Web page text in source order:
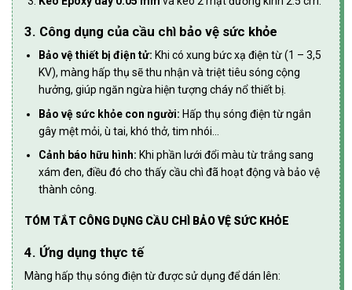
3. Công dụng của cầu chì bảo vệ sức khỏe
Bảo vệ thiết bị điện tử: Khi có xung bức xạ điện từ (1 – 3,5
KV), màng hấp thụ sẽ thu nhận và triệt tiêu sóng cộng
hưởng, giúp ngăn ngừa hiện tượng cháy nổ thiết bị.
Bảo vệ sức khỏe con người: Hấp thụ sóng điện từ ngắn
gây mệt mỏi, ù tai, khó thở, tim nhói…
Cảnh báo hữu hình: Khi phần lưới đổi màu từ trắng sang
xám đen, điều đó cho thấy cầu chì đã hoạt động và bảo vệ
thành công.
TÓM TẮT CÔNG DỤNG CẦU CHÌ BẢO VỆ SỨC KHỎE
4. Ứng dụng thực tế
Màng hấp thụ sóng điện từ được sử dụng để dán lên: